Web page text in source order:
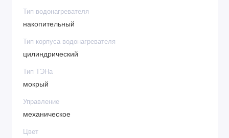
Тип водонагревателя
накопительный
Тип корпуса водонагревателя
цилиндрический
Тип ТЭНа
мокрый
Управление
механическое
Цвет